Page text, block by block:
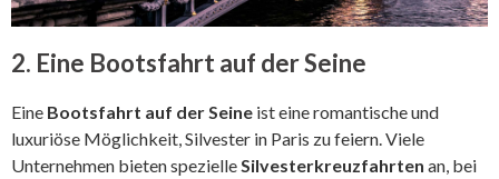
2. Eine Bootsfahrt auf der Seine
Eine Bootsfahrt auf der Seine ist eine romantische und
luxuriöse Möglichkeit, Silvester in Paris zu feiern. Viele
Unternehmen bieten spezielleSilvesterkreuzfahrten an, bei